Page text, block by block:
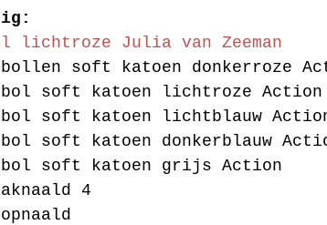
lichtroze Julia van Zeeman
soft katoen donkerroze
soft katoen lichtroze Action
soft katoen lichtblauw
soft katoen donkerblauw
soft katoen grijs Action
4